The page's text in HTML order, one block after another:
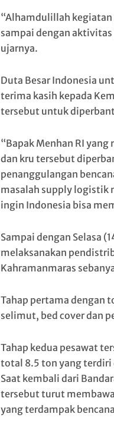
“Alhamdulillah
sampai dengan
ujarnya.
Duta Besar Indonesia
terima kasih kepada
tersebut untuk
“Bapak Menhan RI
dan kru tersebut
penanggulangan
masalah supply logistik
ingin Indonesia bisa
Sampai dengan Selasa
melaksanakan
Kahramanmaras
Tahap pertama dengan
selimut, bed cover dan
Tahap kedua pesawat
total 8.5 ton yang terdiri
Saat kembali dari
tersebut turut
yang terdampak